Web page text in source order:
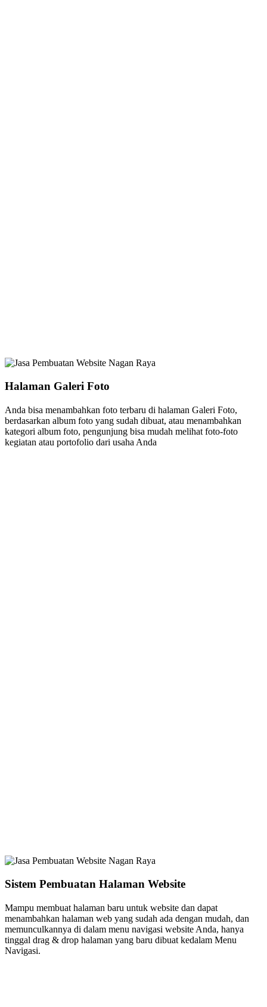
Halaman Galeri Foto
Anda bisa menambahkan foto terbaru di halaman Galeri Foto,
berdasarkan album foto yang sudah dibuat, atau menambahkan
kategori album foto, pengunjung bisa mudah melihat foto-foto
kegiatan atau portofolio dari usaha Anda
Sistem Pembuatan Halaman Website
Mampu membuat halaman baru untuk website dan dapat
menambahkan halaman web yang sudah ada dengan mudah, dan
memunculkannya di dalam menu navigasi website Anda, hanya
tinggal drag & drop halaman yang baru dibuat kedalam Menu
Navigasi.